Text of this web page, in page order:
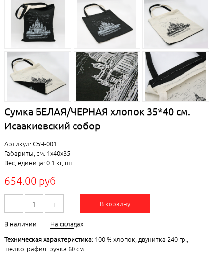
Сумка БЕЛАЯ/ЧЕРНАЯ хлопок 35*40 см.
Исаакиевский собор
Артикул: СБЧ-001
Габариты, см: 1x40x35
Вес, единица: 0.1 кг, шт
654.00 руб
- + В корзину
В наличии
На складах
Техническая характеристика:100 % хлопок, двунитка 240 гр.,
шелкография, ручка 60 см.